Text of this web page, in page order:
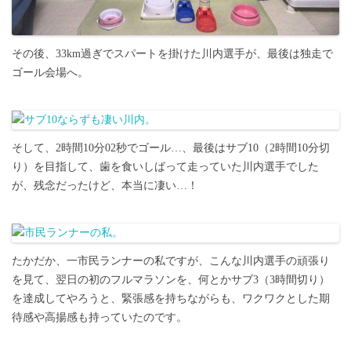
その後、33km過ぎでスパートを掛けた川内選手が、最後は独走で
ゴール会場へ。
そして、2時間10分02秒でゴール…、最後はサブ10（2時間10分切
り）を目指して、歯を食いしばって走っていた川内選手でした
が、残念だったけど、本当に凄い…！
たかだか、一市民ランナーの私ですが、こんな川内選手の頑張り
を見て、翌日の初のフルマラソンを、何とかサブ3（3時間切り）
を達成してやろうと、緊張感を持ちながらも、ワクワクとした期
待感や高揚感も持っていたのです。